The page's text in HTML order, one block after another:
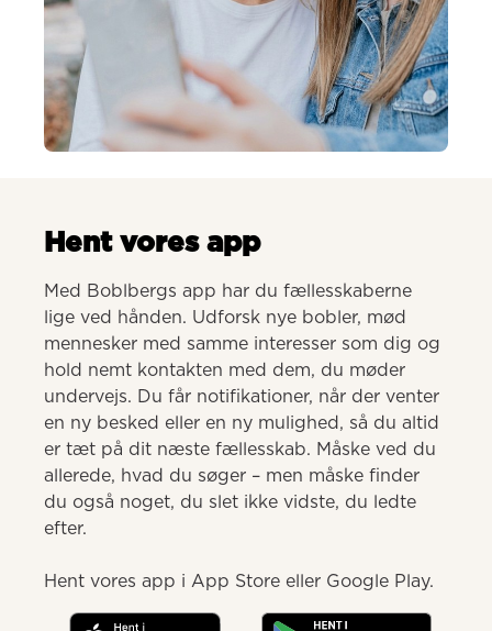
Hent vores app
Med Boblbergs app har du fællesskaberne
lige ved hånden. Udforsk nye bobler, mød
mennesker med samme interesser som dig og
hold nemt kontakten med dem, du møder
undervejs. Du får notifikationer, når der venter
en ny besked eller en ny mulighed, så du altid
er tæt på dit næste fællesskab. Måske ved du
allerede, hvad du søger – men måske finder
du også noget, du slet ikke vidste, du ledte
efter.
Hent vores app i App Store eller Google Play.